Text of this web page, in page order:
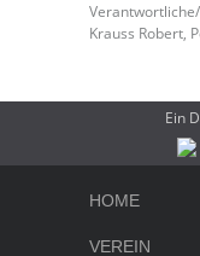
Verantwortliche/
Krauss Robert,
Ein
HOME
VEREIN